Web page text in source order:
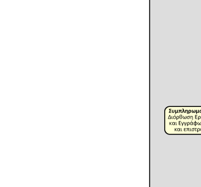
myOEYlive - Εξυπηρέτηση με
Γραφείο Ο.Ε.Υ. του Υπουργείου
από τον Συνήγορο του Πολίτη